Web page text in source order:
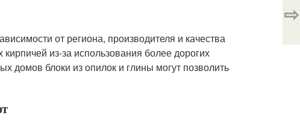
от региона, производителя и качества
из-за использования более дорогих
домов блоки из опилок и глины могут позволить
⇨